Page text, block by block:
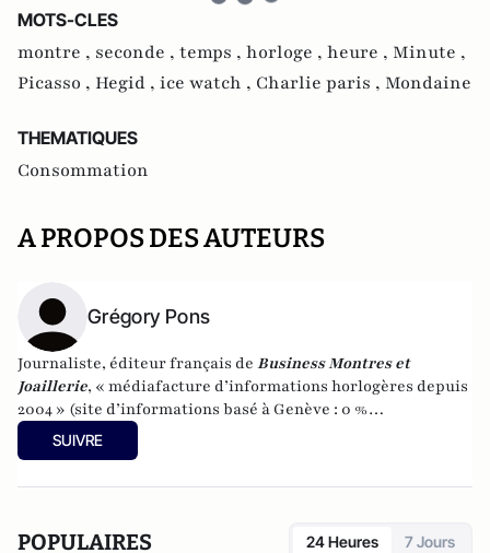
MOTS-CLES
montre , seconde , temps , horloge , heure , Minute ,
Picasso , Hegid , ice watch , Charlie paris , Mondaine
THEMATIQUES
Consommation
A PROPOS DES AUTEURS
Grégory Pons
Journaliste, éditeur français de Business Montres et
Joaillerie, « médiafacture d’informations horlogères depuis
2004 » (site d’informations basé à Genève : 0 %
publicité-100 % liberté), spécialiste du marketing horloger
et de l’analyse des marchés de la montre.
SUIVRE
POPULAIRES 24 Heures 7 Jours